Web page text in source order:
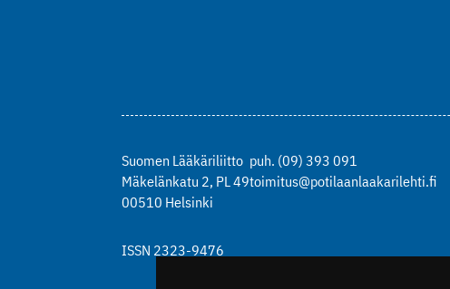
Suomen Lääkäriliitto
Mäkelänkatu 2, PL 49
00510 Helsinki
puh. (09) 393 091
toimitus@potilaanlaakarilehti.fi
ISSN 2323-9476